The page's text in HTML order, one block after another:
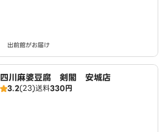
出前館がお届け
四川麻婆豆腐 剣閣 安城店
3.2(23)送料330円